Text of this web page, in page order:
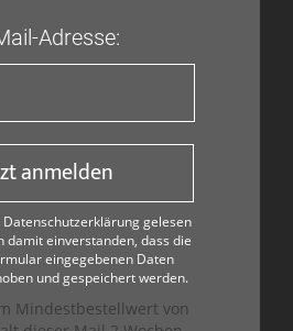
Adresse:
anmelden
Datenschutzerklärung gelesen
damit einverstanden, dass die
eingegebenen Daten
und gespeichert werden.
Mindestbestellwert von